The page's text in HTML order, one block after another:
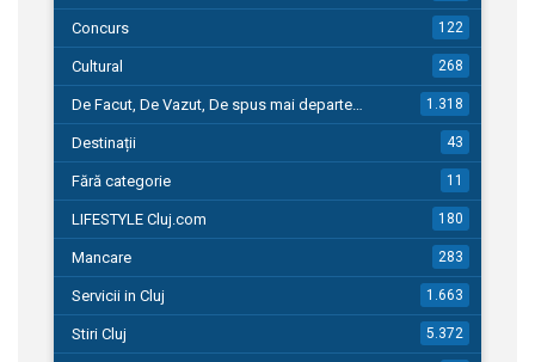
Concurs 122
Cultural 268
De Facut, De Vazut, De spus mai departe… 1.318
Destinații 43
Fără categorie 11
LIFESTYLE Cluj.com 180
Mancare 283
Servicii in Cluj 1.663
Stiri Cluj 5.372